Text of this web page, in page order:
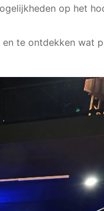
op het
te ontdekken wat